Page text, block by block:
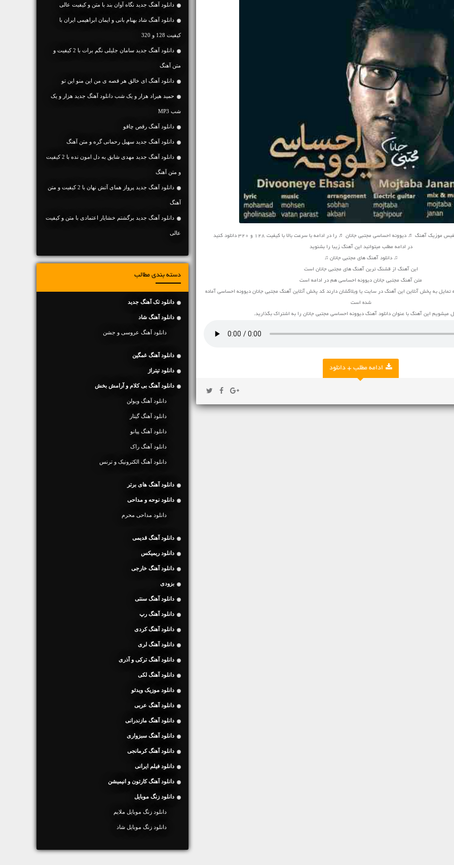
آهنگ ♬ دیوونه احساسی مجتبی جانان ♬ را در ادامه با سرعت بالا با کیفیت 128 و 320 دانلود کنید
در ادامه مطلب میتوانید این آهنگ زیبا را بشنوید
♫ دانلود آهنگ های مجتبی جانان ♫
این آهنگ از قشنگ ترین آهنگ های مجتبی جانان است
متن آهنگ مجتبی جانان دیوونه احساسی هم در ادامه است
به پخش آنلاین این آهنگ در سایت یا وبلاگشان دارند کد پخش آنلاین آهنگ مجتبی جانان دیوونه احساسی آماده
شده است
میشویم این آهنگ با عنوان دانلود آهنگ دیوونه احساسی مجتبی جانان را به اشتراک بگذارید.
ادامه مطلب + دانلود
دانلود آهنگ جديد نگاه آوان بند با متن و کیفیت عالی
دانلود آهنگ شاد بهنام بانی و ایمان ابراهیمی ایران با
کیفیت 128 و 320
دانلود آهنگ جديد سامان جلیلی نگم برات با 2 کیفیت و
متن آهنگ
دانلود آهنگ ای خالق هر قصه ی من این منو این تو
حمید هیراد هزار و یک شب دانلود آهنگ جدید هزار و یک
شب MP3
دانلود آهنگ رقص چاقو
دانلود آهنگ جديد سهیل رحمانی گره و متن آهنگ
دانلود آهنگ جديد مهدی شایق به دل امون نده با 2 کیفیت
و متن آهنگ
دانلود آهنگ جديد پرواز همای آتش نهان با 2 کیفیت و متن
آهنگ
دانلود آهنگ جديد برگشتم خشایار اعتمادی با متن و کیفیت
عالی
دسته بندی مطالب
دانلود تک آهنگ جدید
دانلود آهنگ شاد
دانلود آهنگ عروسی و جشن
دانلود آهنگ غمگین
دانلود تیتراژ
دانلود آهنگ بی کلام و آرامش بخش
دانلود آهنگ ویولن
دانلود آهنگ گیتار
دانلود آهنگ پیانو
دانلود آهنگ راک
دانلود آهنگ الکترونیک و ترنس
دانلود آهنگ های برتر
دانلود نوحه و مداحی
دانلود مداحی محرم
دانلود آهنگ قدیمی
دانلود ریمیکس
دانلود آهنگ خارجی
بزودی
دانلود آهنگ سنتی
دانلود آهنگ رپ
دانلود آهنگ کردی
دانلود آهنگ لری
دانلود آهنگ ترکی و آذری
دانلود آهنگ لکی
دانلود موزیک ویدئو
دانلود آهنگ عربی
دانلود آهنگ مازندرانی
دانلود آهنگ سبزواری
دانلود آهنگ کرمانجی
دانلود فیلم ایرانی
دانلود آهنگ کارتون و انیمیشن
دانلود زنگ موبایل
دانلود زنگ موبایل ملایم
دانلود زنگ موبایل شاد